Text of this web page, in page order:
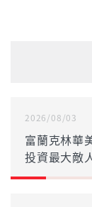
2026/08/03
富蘭克林華
投資最大敵